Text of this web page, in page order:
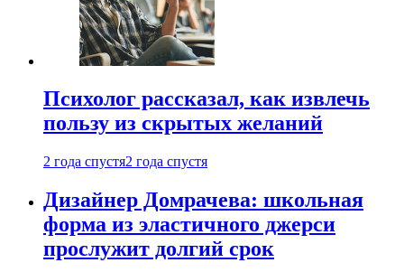
Психолог рассказал, как извлечь
пользу из скрытых желаний
2 года спустя2 года спустя
Дизайнер Домрачева: школьная
форма из эластичного джерси
прослужит долгий срок